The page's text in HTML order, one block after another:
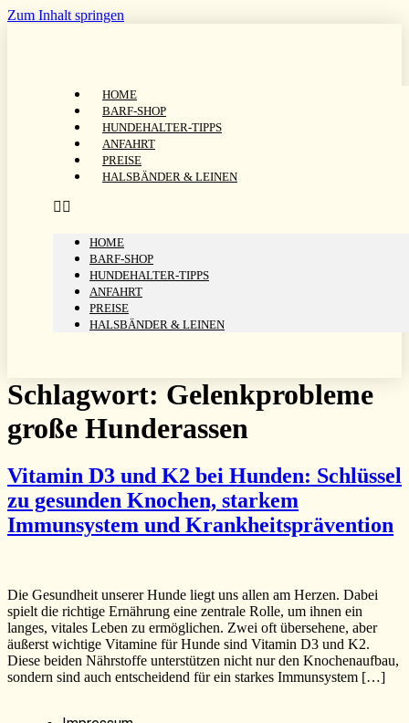
Zum Inhalt springen
HOME
BARF-SHOP
HUNDEHALTER-TIPPS
ANFAHRT
PREISE
HALSBÄNDER & LEINEN
HOME
BARF-SHOP
HUNDEHALTER-TIPPS
ANFAHRT
PREISE
HALSBÄNDER & LEINEN
Schlagwort: Gelenkprobleme
große Hunderassen
Vitamin D3 und K2 bei Hunden: Schlüssel
zu gesunden Knochen, starkem
Immunsystem und Krankheitsprävention
Die Gesundheit unserer Hunde liegt uns allen am Herzen. Dabei
spielt die richtige Ernährung eine zentrale Rolle, um ihnen ein
langes, vitales Leben zu ermöglichen. Zwei oft übersehene, aber
äußerst wichtige Vitamine für Hunde sind Vitamin D3 und K2.
Diese beiden Nährstoffe unterstützen nicht nur den Knochenaufbau,
sondern sind auch entscheidend für ein starkes Immunsystem […]